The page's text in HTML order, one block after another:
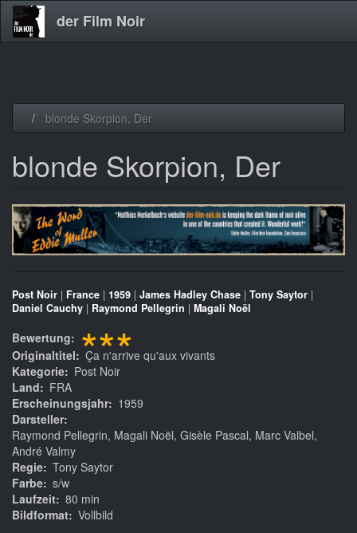
der Film Noir
blonde Skorpion, Der
blonde Skorpion, Der
Post Noir | France | 1959 | James Hadley Chase | Tony Saytor |
Daniel Cauchy | Raymond Pellegrin | Magali Noël
Bewertung ***
Originaltitel
Ça n'arrive qu'aux vivants
Kategorie
Post Noir
Land
FRA
Erscheinungsjahr
1959
Darsteller
Raymond Pellegrin, Magali Noël, Gisèle Pascal, Marc Valbel,
André Valmy
Regie Tony Saytor
Farbe s/w
Laufzeit 80 min
Bildformat Vollbild